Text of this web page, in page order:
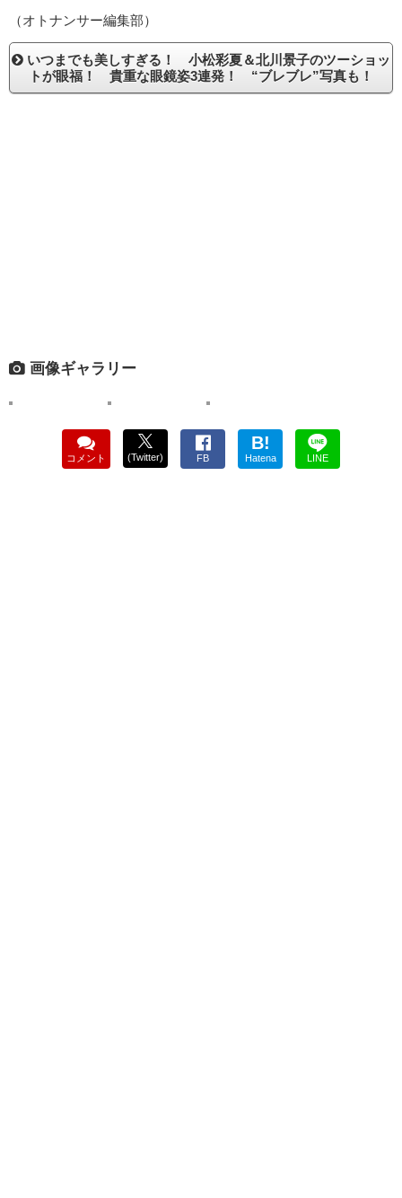
（オトナンサー編集部）
いつまでも美しすぎる！ 小松彩夏＆北川景子のツーショッ
トが眼福！ 貴重な眼鏡姿3連発！ “ブレブレ”写真も！
画像ギャラリー
コメント (Twitter) FB
B!
Hatena LINE